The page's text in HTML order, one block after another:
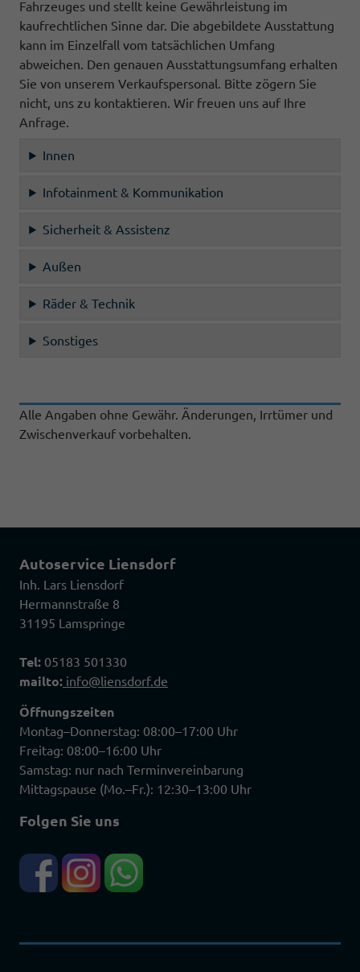
Fahrzeuges und stellt keine Gewährleistung im
kaufrechtlichen Sinne dar. Die abgebildete Ausstattung
kann im Einzelfall vom tatsächlichen Umfang
abweichen. Den genauen Ausstattungsumfang erhalten
Sie von unserem Verkaufspersonal. Bitte zögern Sie
nicht, uns zu kontaktieren. Wir freuen uns auf Ihre
Anfrage.
Innen
Infotainment & Kommunikation
Sicherheit & Assistenz
Außen
Räder & Technik
Sonstiges
Alle Angaben ohne Gewähr. Änderungen, Irrtümer und
Zwischenverkauf vorbehalten.
Autoservice Liensdorf
Inh. Lars Liensdorf
Hermannstraße 8
31195 Lamspringe
Tel: 05183 501330
mailto: info@liensdorf.de
Öffnungszeiten
Montag–Donnerstag: 08:00–17:00 Uhr
Freitag: 08:00–16:00 Uhr
Samstag: nur nach Terminvereinbarung
Mittagspause (Mo.–Fr.): 12:30–13:00 Uhr
Folgen Sie uns